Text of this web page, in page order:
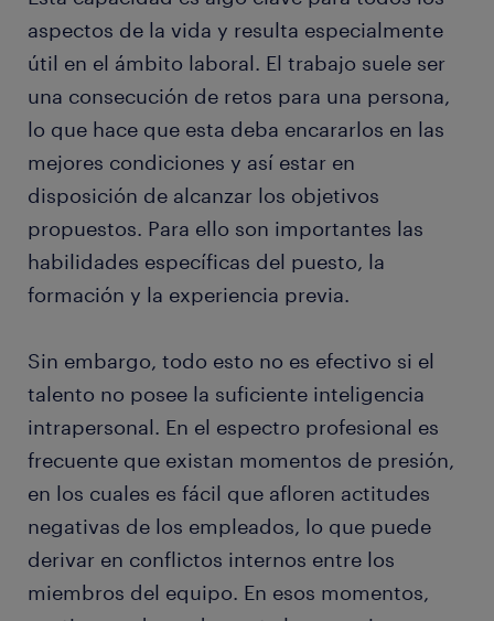
aspectos de la vida y resulta especialmente
útil en el ámbito laboral. El trabajo suele ser
una consecución de retos para una persona,
lo que hace que esta deba encararlos en las
mejores condiciones y así estar en
disposición de alcanzar los objetivos
propuestos. Para ello son importantes las
habilidades específicas del puesto, la
formación y la experiencia previa.
Sin embargo, todo esto no es efectivo si el
talento no posee la suficiente inteligencia
intrapersonal. En el espectro profesional es
frecuente que existan momentos de presión,
en los cuales es fácil que afloren actitudes
negativas de los empleados, lo que puede
derivar en conflictos internos entre los
miembros del equipo. En esos momentos,